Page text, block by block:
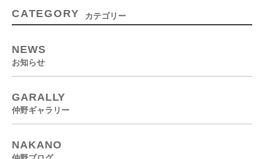
CATEGORY カテゴリー
NEWS
お知らせ
GARALLY
仲野ギャラリー
NAKANO